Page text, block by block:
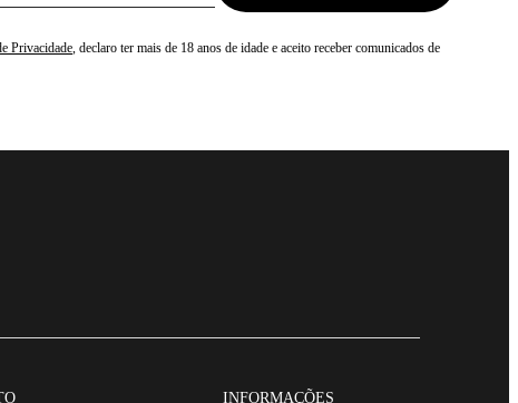
Privacidade, declaro ter mais de 18 anos de idade e aceito receber comunicados de
INFORMAÇÕES